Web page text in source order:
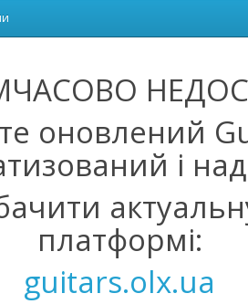
оновлений
і
платформі:
guitars.olx.ua